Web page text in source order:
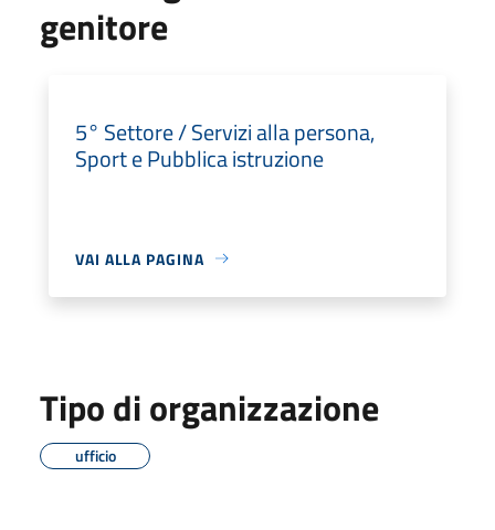
genitore
5° Settore / Servizi alla persona,
Sport e Pubblica istruzione
VAI ALLA PAGINA
Tipo di organizzazione
ufficio